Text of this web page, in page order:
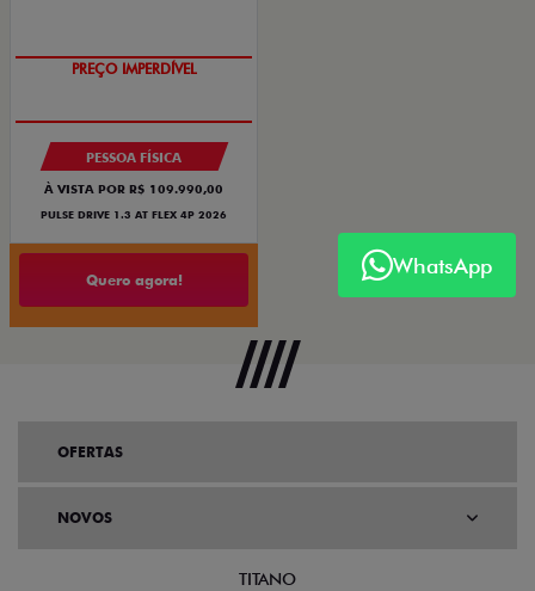
O SUV AUTOMÁTICO MAIS
BARATO DO BRASIL
PESSOA FÍSICA
À VISTA POR R$ 109.990,00
PULSE DRIVE 1.3 AT FLEX 4P 2026
Quero agora!
WhatsApp
OFERTAS
NOVOS
TITANO